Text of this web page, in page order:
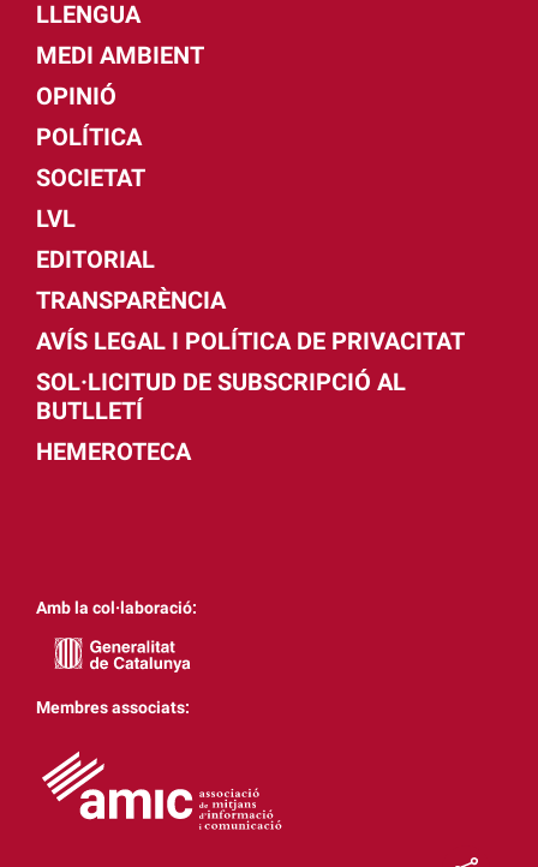
LLENGUA
MEDI AMBIENT
OPINIÓ
POLÍTICA
SOCIETAT
LVL
EDITORIAL
TRANSPARÈNCIA
AVÍS LEGAL I POLÍTICA DE PRIVACITAT
SOL·LICITUD DE SUBSCRIPCIÓ AL
BUTLLETÍ
HEMEROTECA
Amb la col·laboració:
Membres associats: